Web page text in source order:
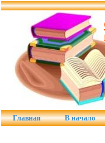
Главная В начало